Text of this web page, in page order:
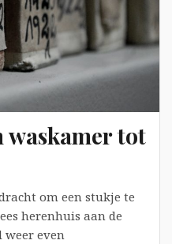
waskamer tot
om een stukje te
herenhuis aan de
weer even